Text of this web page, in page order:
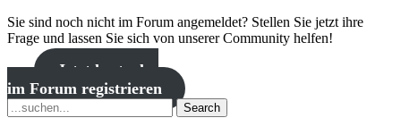
Sie sind noch nicht im Forum angemeldet? Stellen Sie jetzt ihre
Frage und lassen Sie sich von unserer Community helfen!
Jetzt kostenlos
im Forum registrieren
Search